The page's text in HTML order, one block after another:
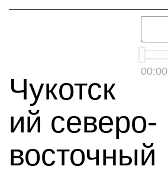
00:00
Чукотск
ий северо-
восточный